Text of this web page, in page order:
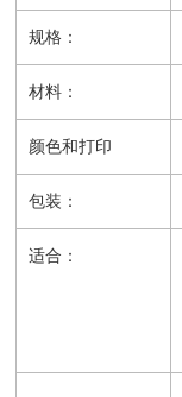
规格：
材料：
颜色和打印
包装：
适合：